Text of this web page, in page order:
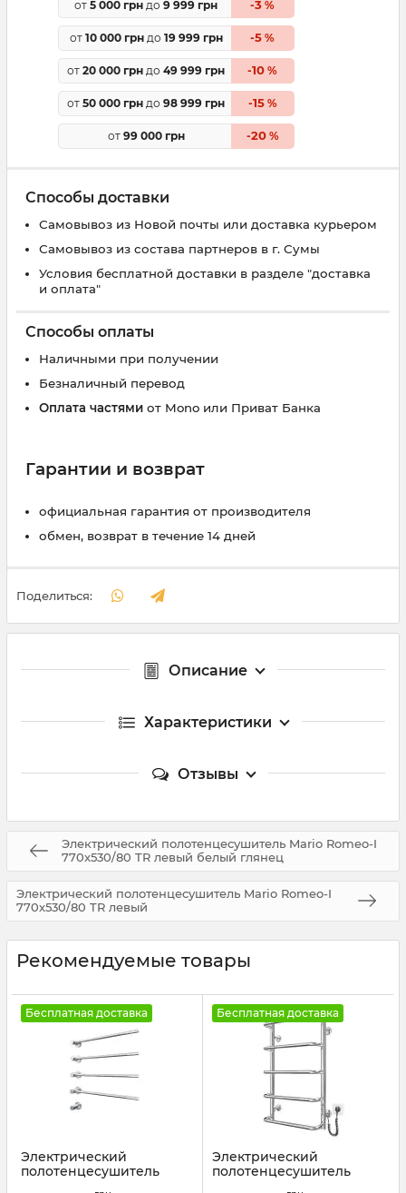
от 5 000 грн до 9 999 грн -3 %
от 10 000 грндо 19 999 грн -5 %
от 20 000 грн до 49 999 грн -10 %
от 50 000 грн до 98 999 грн -15%
от 99 000 грн -20%
Способы доставки
Самовывоз из Новой почты или доставка курьером
Самовывоз из состава партнеров в г. Сумы
Условия бесплатной доставки в разделе "доставка
и оплата"
Способы оплаты
Наличными при получении
Безналичный перевод
Оплата частями от Mono или Приват Банка
Гарантии и возврат
официальная гарантия от производителя
обмен, возврат в течение 14 дней
Поделиться:
Описание
Характеристики
Отзывы
Электрический полотенцесушитель Mario Romeo-I
770х530/80 TR левый белый глянец
Электрический полотенцесушитель Mario Romeo-I
770х530/80 TR левый
Рекомендуемые товары
Бесплатная доставка
Электрический
полотенцесушитель
Бесплатная доставка
Электрический
полотенцесушитель